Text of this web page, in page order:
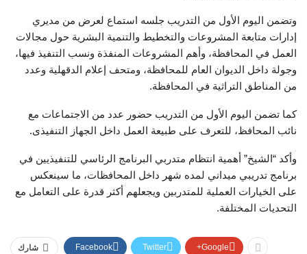
وتضمن اليوم الأول من التدريب جلسه استماع لعرض من مديري
إدارات متابعة المشروعات والتخطيط والتنمية البشرية حول مجالات
العمل في المحافظة، وأهم المشروعات المنفذة ونسب التنفيذ فيها،
وجولة داخل الديوان العام للمحافظة، ومتحف إعلام الدقهلية وعدد
من المناطق التراثية في المحافظة.
كما تضمن اليوم الأول من التدريب حضور عدد من الاجتماعات مع
نائب المحافظ، للتعرف على طبيعة العمل داخل الجهاز التنفيذى.
وأكد “الشيخ” أهمية انتظام متدربي البرنامج الرئاسي للتنفيذيين في
برنامج تدريبي ميداني لمده شهر داخل المحافظات، ما سينعكس
على الخيارات العملية للمتدربين ويجعلهم أكثر قدرة على التعامل مع
التحديات المختلفة.
شارك Facebook Twitter Google+